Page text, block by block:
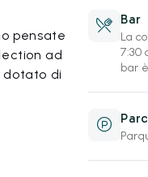
pensate
ad
dotato di
Bar
La
7:30
bar